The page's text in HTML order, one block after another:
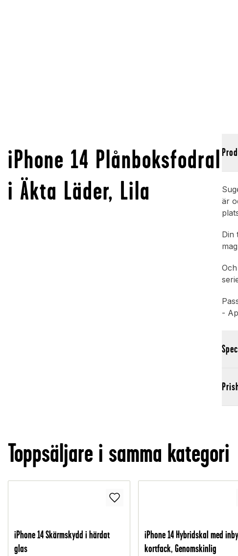
iPhone 14 Plånboksfodral
i Äkta Läder, Lila
är
Din
-
Toppsäljare i samma kategori
iPhone 14 Skärmskydd i härdat
glas
iPhone 14 Hybridskal med
kortfack, Genomskinlig